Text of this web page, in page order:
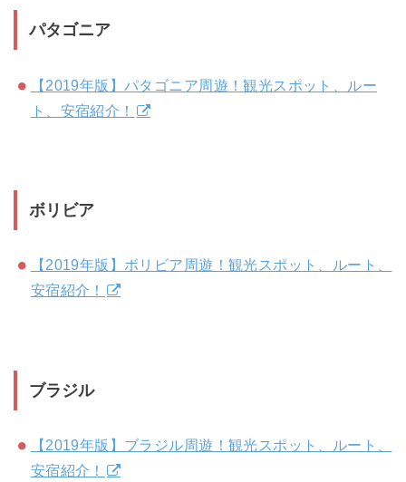
パタゴニア
【2019年版】パタゴニア周遊！観光スポット、ルー
ト、安宿紹介！
ボリビア
【2019年版】ボリビア周遊！観光スポット、ルート、
安宿紹介！
ブラジル
【2019年版】ブラジル周遊！観光スポット、ルート、
安宿紹介！